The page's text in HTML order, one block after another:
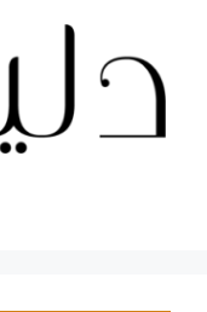
المحتوى